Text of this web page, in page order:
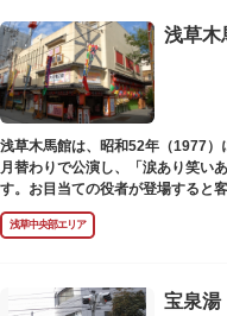
浅草木
浅草木馬館は、昭和52年（1977
月替わりで公演し、「涙あり笑い
す。お目当ての役者が登場すると
浅草中央部エリア
宝泉湯